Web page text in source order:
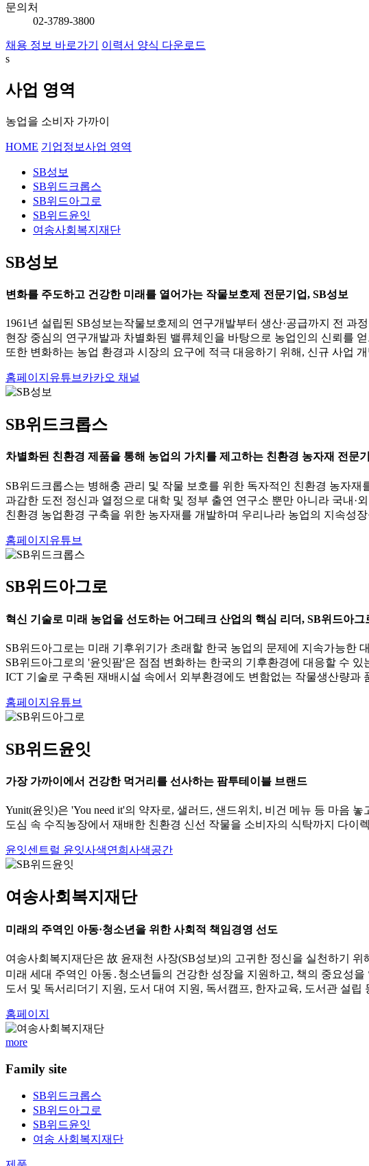
문의처
02-3789-3800
채용 정보 바로가기
이력서 양식 다운로드
s
사업 영역
농업을 소비자 가까이
HOME 기업정보사업 영역
SB성보
SB위드크롭스
SB위드아그로
SB위드윤잇
여송사회복지재단
SB성보
변화를 주도하고 건강한 미래를 열어가는 작물보호제 전문기업, SB성보
1961년 설립된 SB성보는작물보호제의 연구개발부터 생산·공급까지 전 과
현장 중심의 연구개발과 차별화된 밸류체인을 바탕으로 농업인의 신뢰를
또한 변화하는 농업 환경과 시장의 요구에 적극 대응하기 위해, 신규 사업
홈페이지 유튜브 카카오 채널
SB위드크롭스
차별화된 친환경 제품을 통해 농업의 가치를 제고하는 친환경 농자재 전문
SB위드크롭스는 병해충 관리 및 작물 보호를 위한 독자적인 친환경 농자재
과감한 도전 정신과 열정으로 대학 및 정부 출연 연구소 뿐만 아니라 국내·
친환경 농업환경 구축을 위한 농자재를 개발하며 우리나라 농업의 지속성
홈페이지 유튜브
SB위드아그로
혁신 기술로 미래 농업을 선도하는 어그테크 산업의 핵심 리더, SB위드아그
SB위드아그로는 미래 기후위기가 초래할 한국 농업의 문제에 지속가능한
SB위드아그로의 '윤잇팜'은 점점 변화하는 한국의 기후환경에 대응할 수 있
ICT 기술로 구축된 재배시설 속에서 외부환경에도 변함없는 작물생산량과
홈페이지 유튜브
SB위드윤잇
가장 가까이에서 건강한 먹거리를 선사하는 팜투테이블 브랜드
Yunit(윤잇)은 'You need it'의 약자로, 샐러드, 샌드위치, 비건 메뉴 등 마음
도심 속 수직농장에서 재배한 친환경 신선 작물을 소비자의 식탁까지 다
윤잇센트럴 윤잇사색연희 사색공간
여송사회복지재단
미래의 주역인 아동·청소년을 위한 사회적 책임경영 선도
여송사회복지재단은 故 윤재천 사장(SB성보)의 고귀한 정신을 실천하기 위
미래 세대 주역인 아동․청소년들의 건강한 성장을 지원하고, 책의 중요성
도서 및 독서리더기 지원, 도서 대여 지원, 독서캠프, 한자교육, 도서관 설
홈페이지
more
Family site
SB위드크롭스
SB위드아그로
SB위드윤잇
여송 사회복지재단